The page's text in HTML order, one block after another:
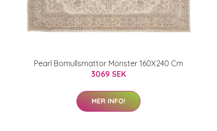
Pearl Bomullsmattor Mönster 160X240 Cm
3069 SEK
MER INFO!